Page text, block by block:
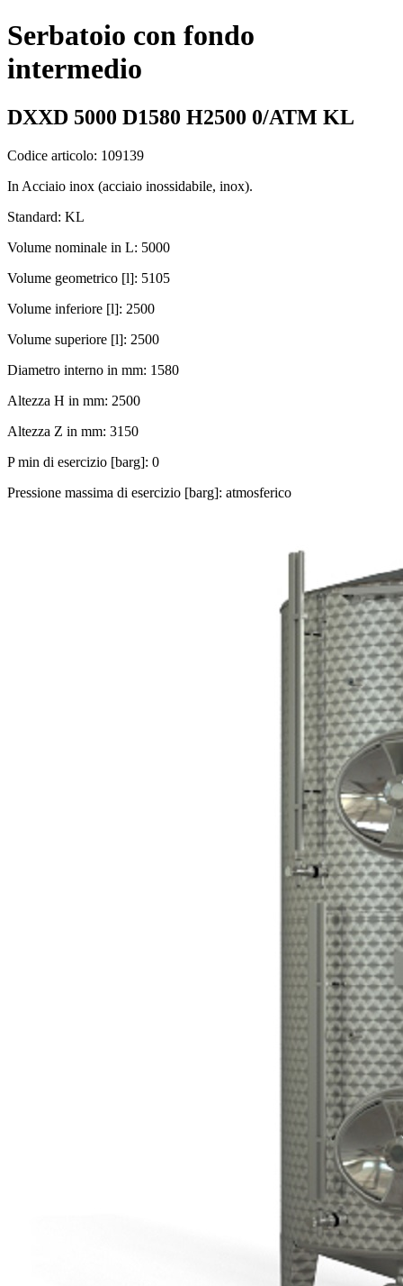
Serbatoio con fondo
intermedio
DXXD 5000 D1580 H2500 0/ATM KL
Codice articolo: 109139
In Acciaio inox (acciaio inossidabile, inox).
Standard: KL
Volume nominale in L: 5000
Volume geometrico [l]: 5105
Volume inferiore [l]: 2500
Volume superiore [l]: 2500
Diametro interno in mm: 1580
Altezza H in mm: 2500
Altezza Z in mm: 3150
P min di esercizio [barg]: 0
Pressione massima di esercizio [barg]: atmosferico